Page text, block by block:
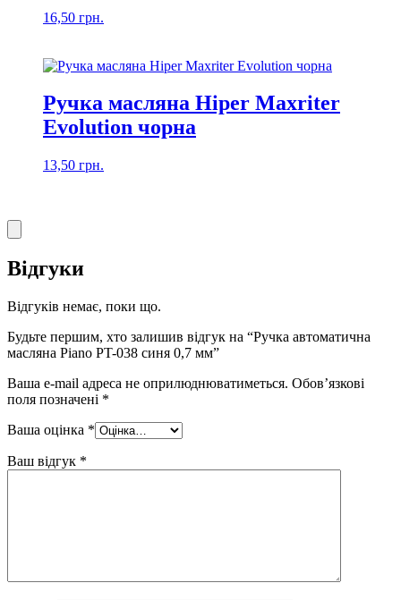
16,50 грн.
Ручка масляна Hiper Maxriter
Evolution чорна
13,50 грн.
Відгуки
Відгуків немає, поки що.
Будьте першим, хто залишив відгук на “Ручка автоматична
масляна Piano PT-038 синя 0,7 мм”
Ваша e-mail адреса не оприлюднюватиметься. Обов’язкові
поля позначені *
Ваша оцінка *
Ваш відгук *